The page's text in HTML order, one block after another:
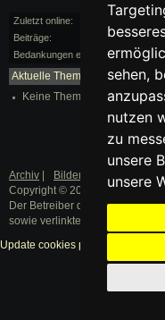
sehen,
nutzen
zu
unsere
unsere
Zuletzt online:
Beiträge:
Bedankungen erhalten:
Aktuelle Themen:
Keine Themen vorhanden.
Archiv Bilder Datenschutz|
Copyright © 2003 - 2019 · Alle
Der Betreiber distanziert sich
sowie verlinkter Internetseiten.
Update cookies preferences